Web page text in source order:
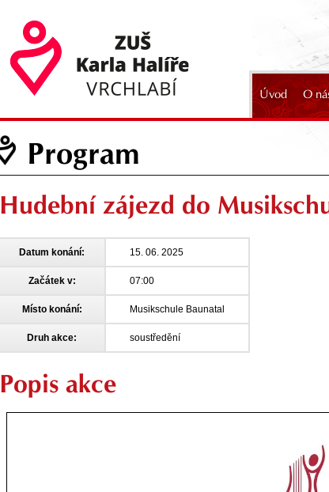
Úvod O
Program
Hudební zájezd do
Datum konání: 15. 06. 2025
Začátek v: 07:00
Místo konání: Musikschule Baunatal
Druh akce: soustředění
Popis akce